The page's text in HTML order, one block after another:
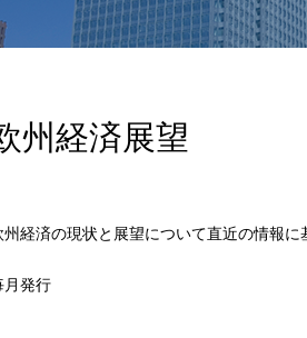
州経済展望
州経済の現状と展望について直近の情報に
月発行